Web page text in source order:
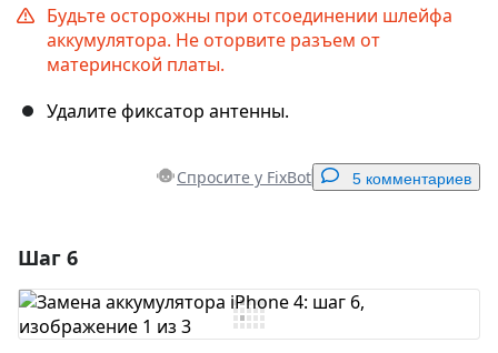
Будьте осторожны при отсоединении шлейфа
аккумулятора. Не оторвите разъем от
материнской платы.
Удалите фиксатор антенны.
Спросите у FixBot 5 комментариев
Добавить комментарий
Шаг 6